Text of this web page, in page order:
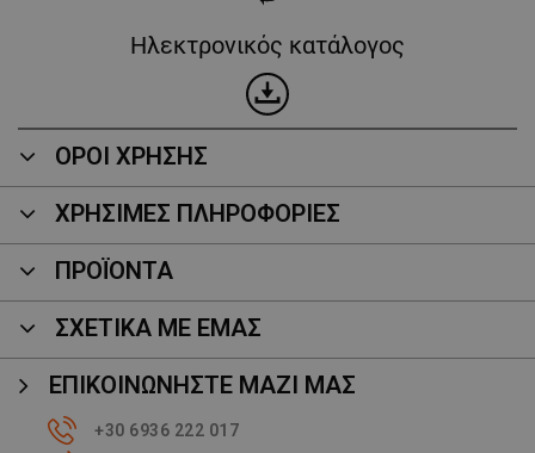
Ηλεκτρονικός κατάλογος
ΟΡΟΙ ΧΡΗΣΗΣ
ΧΡΗΣΙΜΕΣ ΠΛΗΡΟΦΟΡΙΕΣ
ΠΡΟΪΌΝΤΑ
ΣΧΕΤΙΚΑ ΜΕ ΕΜΑΣ
ΕΠΙΚΟΙΝΩΝΉΣΤΕ ΜΑΖΊ ΜΑΣ
+30 6936 222 017